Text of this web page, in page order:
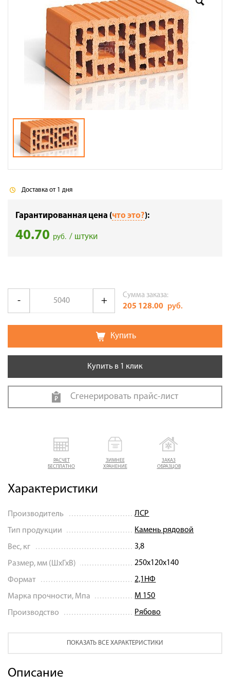
Сотрудничество
Галерея объектов
РАСЧЕТ
БЕСПЛАТНО
ЗИМНЕЕ
ХРАНЕНИЕ
ЗАКАЗ
ОБРАЗЦОВ
Характеристики
Производитель ЛСР
Тип продукции Камень рядовой
Вес, кг 3,8
Размер, мм (ШхГхВ) 250x120x140
Формат 2,1НФ
Марка прочности, Мпа М 150
Производство Рябово
ПОКАЗАТЬ ВСЕ ХАРАКТЕРИСТИКИ
Описание
Доставка от 1 дня
Гарантированная цена (что это?):
40.70 руб. / штуки
Сумма заказа:
205 128.00 руб.
Купить
Купить в 1 клик
Сгенерировать прайс-лист